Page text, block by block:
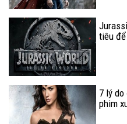
tiêu
7 lý do
phim